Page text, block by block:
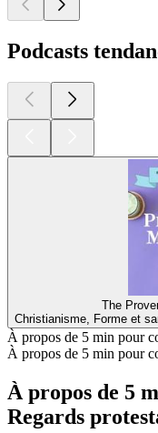
Podcasts
The
Christianisme, Forme et
À propos de 5 min pour
À propos de 5 min pour
À propos de 5
Regards